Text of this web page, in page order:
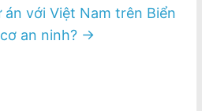
với Việt Nam trên Biển
an ninh? →